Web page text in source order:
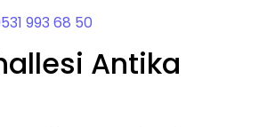
993 68 50
Antika